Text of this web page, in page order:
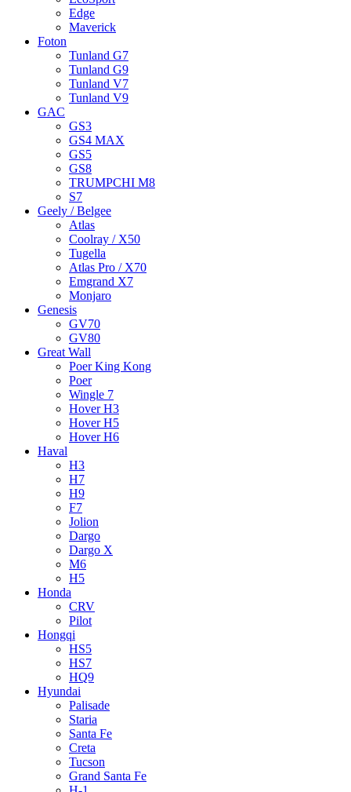
Edge
Maverick
Foton
Tunland G7
Tunland G9
Tunland V7
Tunland V9
GAC
GS3
GS4 MAX
GS5
GS8
TRUMPCHI M8
S7
Geely / Belgee
Atlas
Coolray / X50
Tugella
Atlas Pro / X70
Emgrand X7
Monjaro
Genesis
GV70
GV80
Great Wall
Poer King Kong
Poer
Wingle 7
Hover H3
Hover H5
Hover H6
Haval
H3
H7
H9
F7
Jolion
Dargo
Dargo X
M6
H5
Honda
CRV
Pilot
Hongqi
HS5
HS7
HQ9
Hyundai
Palisade
Staria
Santa Fe
Creta
Tucson
Grand Santa Fe